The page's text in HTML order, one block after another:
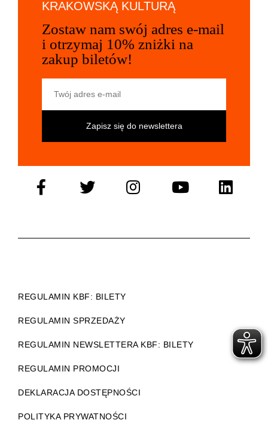
KRAKOWSKĄ KULTURĄ
Zostaw nam swój adres e-mail
i otrzymaj 10% zniżki na
zakup biletów!
REGULAMIN KBF: BILETY
REGULAMIN SPRZEDAŻY
REGULAMIN NEWSLETTERA KBF: BILETY
REGULAMIN PROMOCJI
DEKLARACJA DOSTĘPNOŚCI
POLITYKA PRYWATNOŚCI